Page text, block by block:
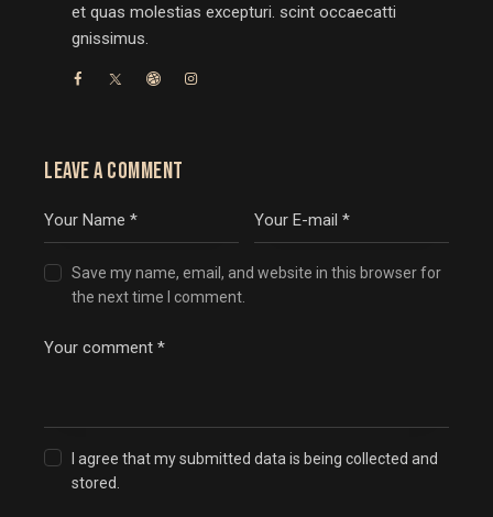
et quas molestias excepturi. scint occaecatti
gnissimus.
LEAVE A COMMENT
Save my name, email, and website in this browser for
the next time I comment.
I agree that my submitted data is being collected and
stored.